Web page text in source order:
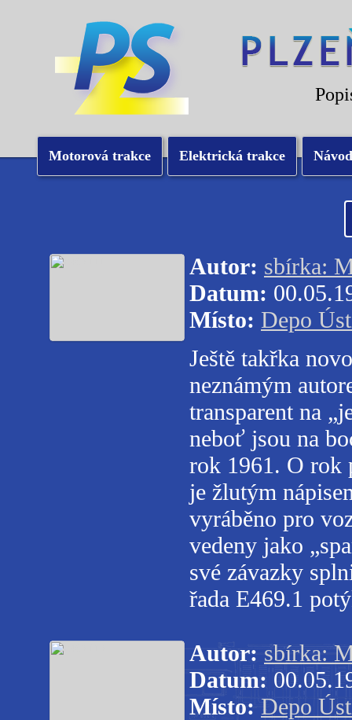
Motorová trakce Elektrická trakce
Autor: sbírka:
Datum:
Místo: Depo
Ještě takřka
neznámým
transparent na
neboť jsou na
rok 1961. O rok
je žlutým
vyráběno pro
vedeny jako
své závazky
řada E469.1
Autor: sbírka:
Datum:
Místo: Depo